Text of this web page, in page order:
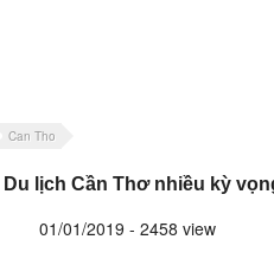
Can Tho
Du lịch Cần Thơ nhiều kỳ
01/01/2019 - 2458 view